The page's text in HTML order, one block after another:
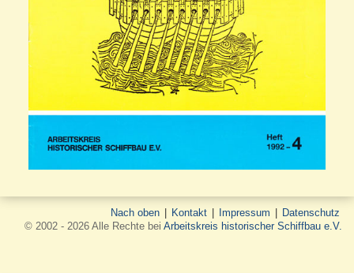
Nach oben | Kontakt | Impressum | Datenschutz
© 2002 - 2026 Alle Rechte bei Arbeitskreis historischer Schiffbau e.V.